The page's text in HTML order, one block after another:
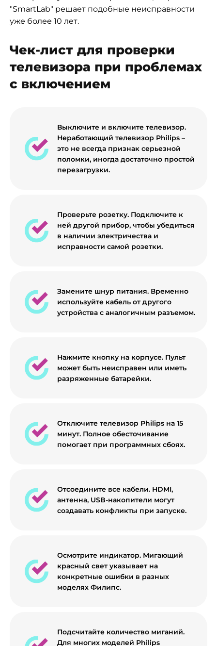
"SmartLab" решает подобные неисправности
уже более 10 лет.
Чек-лист для проверки
телевизора при проблемах
с включением
Выключите и включите телевизор.
Неработающий телевизор Philips –
это не всегда признак серьезной
поломки, иногда достаточно простой
перезагрузки.
Проверьте розетку. Подключите к
ней другой прибор, чтобы убедиться
в наличии электричества и
исправности самой розетки.
Замените шнур питания. Временно
используйте кабель от другого
устройства с аналогичным разъемом.
Нажмите кнопку на корпусе. Пульт
может быть неисправен или иметь
разряженные батарейки.
Отключите телевизор Philips на 15
минут. Полное обесточивание
помогает при программных сбоях.
Отсоедините все кабели. HDMI,
антенна, USB-накопители могут
создавать конфликты при запуске.
Осмотрите индикатор. Мигающий
красный свет указывает на
конкретные ошибки в разных
моделях Филипс.
Подсчитайте количество миганий.
Для многих моделей Philips